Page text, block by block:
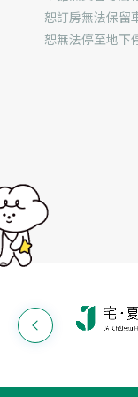
恕訂房無法保留
恕無法停至地下